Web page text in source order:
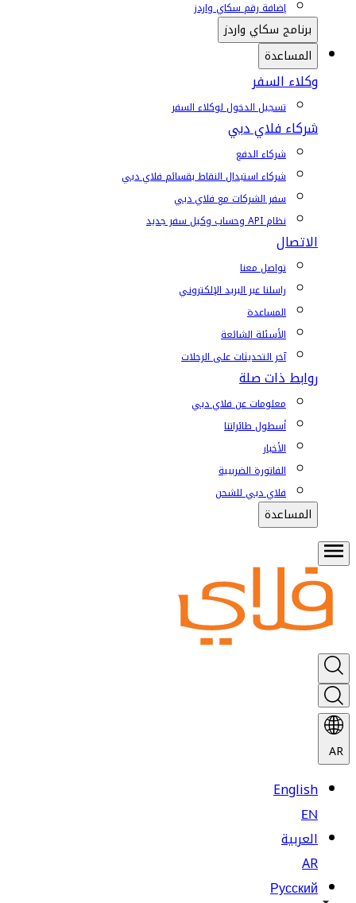
إضافة رقم سكاي واردز
برنامج سكاي واردز
المساعدة
وكلاء السفر
تسجيل الدخول لوكلاء السفر
شركاء فلاي دبي
شركاء الدفع
شركاء استبدال النقاط بقسائم فلاي دبي
سفر الشركات مع فلاي دبي
نظام API وحساب وكيل سفر جديد
الاتصال
تواصل معنا
راسلنا عبر البريد الإلكتروني
المساعدة
الأسئلة الشائعة
آخر التحديثات على الرحلات
روابط ذات صلة
معلومات عن فلاي دبي
أسطول طائراتنا
الأخبار
الفاتورة الضريبية
فلاي دبي للشحن
المساعدة
AR
English
EN
العربية
AR
Русский